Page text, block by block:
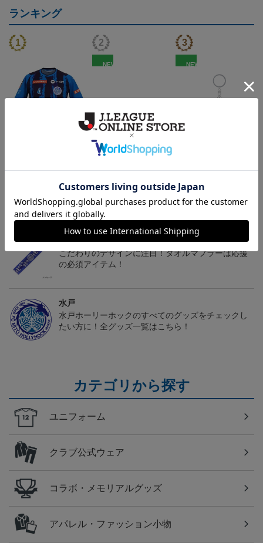
ランキング
ム FP 1st
NEW
水戸ホーリーホック ボ
NEW
トピックス
水戸
こだわりのデザインに注目！タオルマフラーは応援
の必須アイテム！
水戸
水戸ホーリーホックのすべてのグッズをチェックし
たい方に！全グッズ一覧はこちら！
カテゴリから探す
ユニフォーム
クラブ公式ウェア
コラボ・メモリアルグッズ
アパレル・ファッション小物